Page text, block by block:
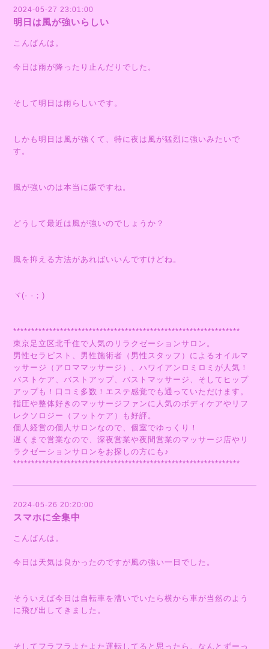
2024-05-27 23:01:00
明日は風が強いらしい
こんばんは。
今日は雨が降ったり止んだりでした。
そして明日は雨らしいです。
しかも明日は風が強くて、特に夜は風が猛烈に強いみたいで
す。
風が強いのは本当に嫌ですね。
どうして最近は風が強いのでしょうか？
風を抑える方法があればいいんですけどね。
ヾ(- -；)
***************************************************************
東京足立区北千住で人気のリラクゼーションサロン。
男性セラピスト、男性施術者（男性スタッフ）によるオイルマ
ッサージ（アロママッサージ）、ハワイアンロミロミが人気！
バストケア、バストアップ、バストマッサージ、そしてヒップ
アップも！口コミ多数！エステ感覚でも通っていただけます。
指圧や整体好きのマッサージファンに人気のボディケアやリフ
レクソロジー（フットケア）も好評。
個人経営の個人サロンなので、個室でゆっくり！
遅くまで営業なので、深夜営業や夜間営業のマッサージ店やリ
ラクゼーションサロンをお探しの方にも♪
***************************************************************
2024-05-26 20:20:00
スマホに全集中
こんばんは。
今日は天気は良かったのですが風の強い一日でした。
そういえば今日は自転車を漕いでいたら横から車が当然のよう
に飛び出してきました。
そしてフラフラよたよた運転してると思ったら、なんとずーっ